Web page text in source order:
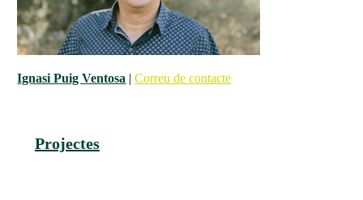
Ignasi Puig Ventosa |Correu de contacte
Projectes